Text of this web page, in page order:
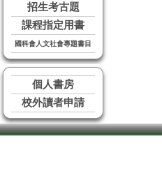
招生考古題
課程指定用書
國科會人文社會專題書目
個人書房
校外讀者申請